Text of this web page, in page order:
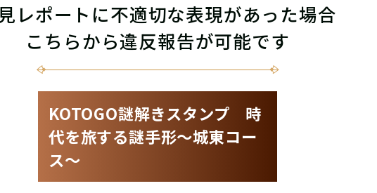
レポートに不適切な表現があった場合
こちらから違反報告が可能です
KOTOGO謎解きスタンプ 時
代を旅する謎手形〜城東コー
ス〜